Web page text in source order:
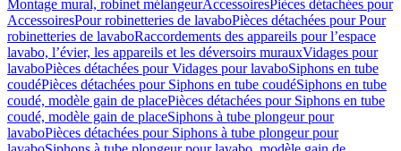
Montage mural, robinet mélangeurAccessoiresPièces détachées pour
AccessoiresPour robinetteries de lavaboPièces détachées pour Pour
robinetteries de lavaboRaccordements des appareils pour l’espace
lavabo, l’évier, les appareils et les déversoirs murauxVidages pour
lavaboPièces détachées pour Vidages pour lavaboSiphons en tube
coudéPièces détachées pour Siphons en tube coudéSiphons en tube
coudé, modèle gain de placePièces détachées pour Siphons en tube
coudé, modèle gain de placeSiphons à tube plongeur pour
lavaboPièces détachées pour Siphons à tube plongeur pour